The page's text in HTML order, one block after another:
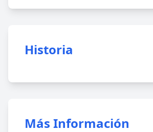
Historia
Más Información